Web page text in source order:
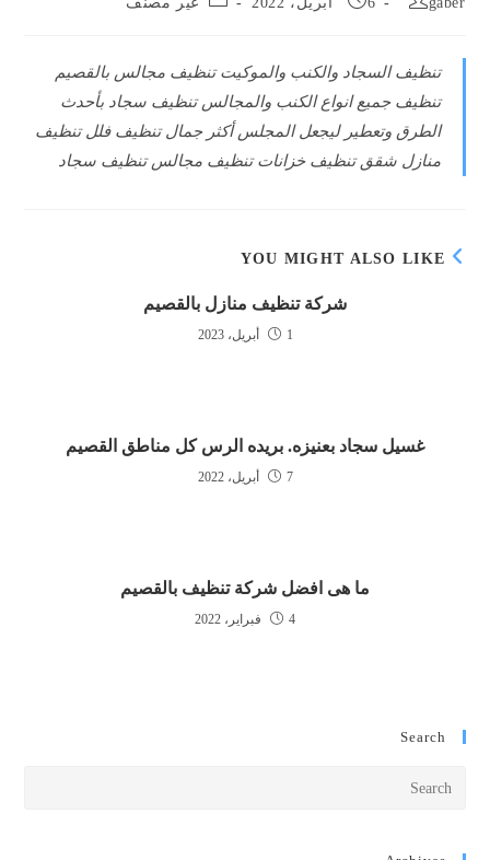
تنظيف السجاد والكنب والموكيت تنظيف مجالس بالقصيم
تنظيف جميع انواع الكنب والمجالس تنظيف سجاد بأحدث
الطرق وتعطير ليجعل المجلس أكثر جمال تنظيف فلل تنظيف
منازل شقق تنظيف خزانات تنظيف مجالس تنظيف سجاد
YOU MIGHT ALSO LIKE
شركة تنظيف منازل بالقصيم
1 أبريل، 2023
غسيل سجاد بعنيزه. بريده الرس كل مناطق القصيم
7 أبريل، 2022
ما هى افضل شركة تنظيف بالقصيم
4 فبراير، 2022
Search